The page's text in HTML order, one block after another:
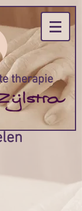
therapie